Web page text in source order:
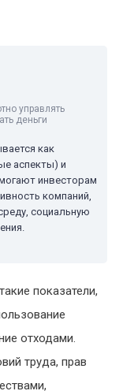
управлять
деньги
как
аспекты) и
инвесторам
компаний,
социальную
показатели,
отходами.
труда, прав